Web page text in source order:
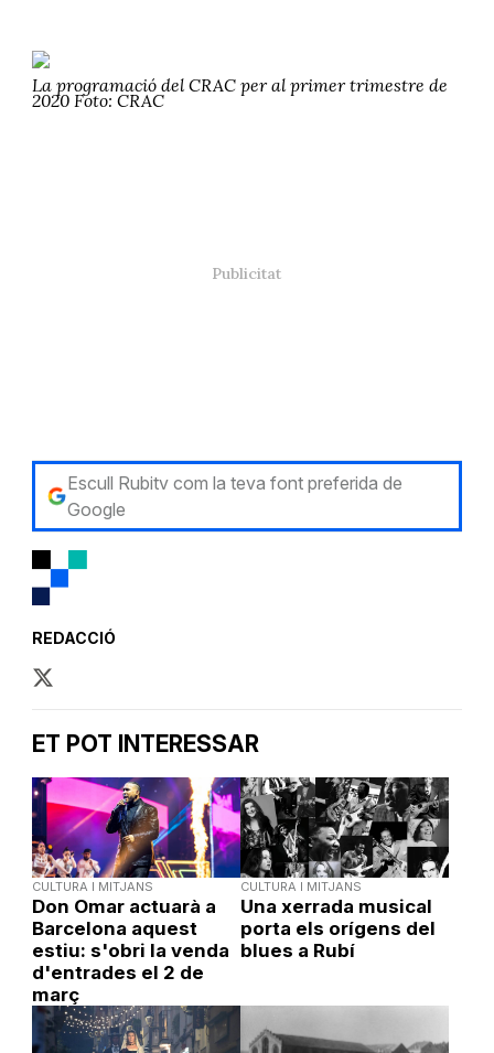
La programació del CRAC per al primer trimestre de
2020 Foto: CRAC
Escull Rubitv com la teva font preferida de
Google
REDACCIÓ
ET POT INTERESSAR
CULTURA I MITJANS
Don Omar actuarà a
Barcelona aquest
estiu: s'obri la venda
d'entrades el 2 de
març
CULTURA I MITJANS
Una xerrada musical
porta els orígens del
blues a Rubí